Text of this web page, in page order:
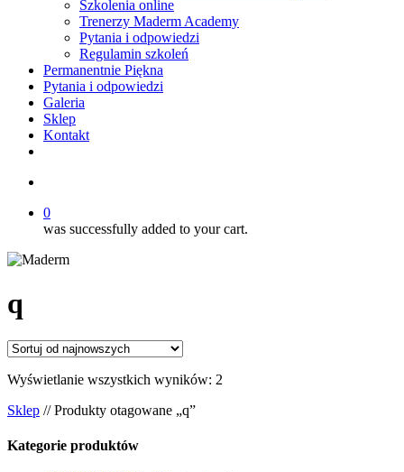
Szkolenia online
Trenerzy Maderm Academy
Pytania i odpowiedzi
Regulamin szkoleń
Permanentnie Piękna
Pytania i odpowiedzi
Galeria
Sklep
Kontakt
0
was successfully added to your cart.
q
Wyświetlanie wszystkich wyników: 2
Sklep // Produkty otagowane „q”
Kategorie produktów